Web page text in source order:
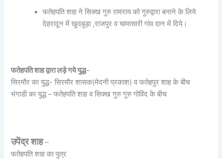
फतेहपति शाह ने सिक्ख गुरु रामराय को गुरुद्वारा बनाने के लिये
देहरादून में खुदबुड़ा ,राजपुर व चामासारी गांव दान में दिये।
फतेहपति शाह द्वारा लड़े गये युद्ध–
सिरमौर का युद्ध- सिरमौर शासक(मेदनी प्रकाश) व फतेहपुर शाह के बीच
भंगाडी का युद्ध – फतेहपति शाह व सिक्ख गुरु गुरु गोविंद के बीच
उपेंद्र शाह–
फतेहपति शाह का पुत्र